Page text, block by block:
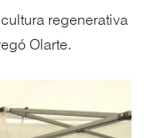
regenerativa
Olarte.